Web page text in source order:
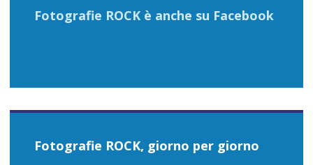
Fotografie ROCK è anche su Facebook
Fotografie ROCK, giorno per giorno